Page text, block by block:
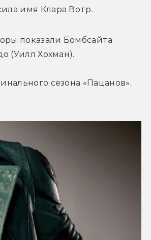
имя Клара Вотр.
показали Бомбсайта
(Уилл Хохман).
сезона «Пацанов»,